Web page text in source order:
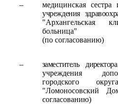
–
медицинская сестра
учреждения
"Архангельская
больница"
(по согласованию)
–
заместитель
учреждения
городского
"Ломоносовский
согласованию)